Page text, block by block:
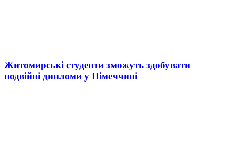
Житомирські студенти зможуть здобувати
подвійні дипломи у Німеччині